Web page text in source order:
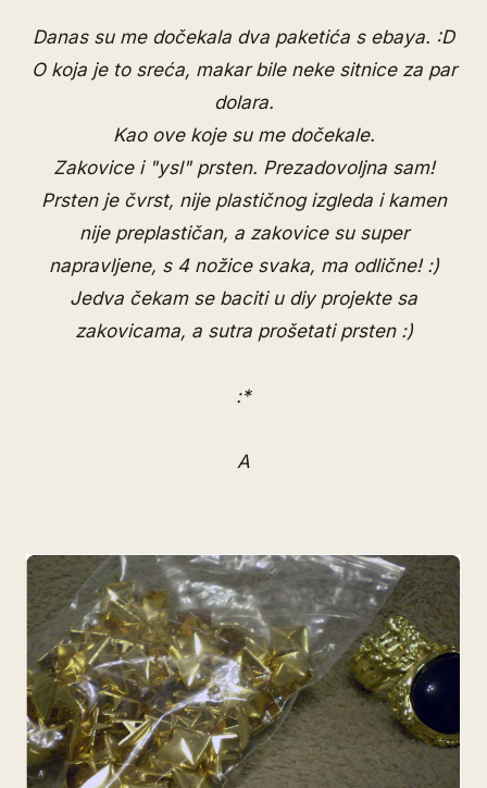
Danas su me dočekala dva paketića s ebaya. :D
O koja je to sreća, makar bile neke sitnice za par
dolara.
Kao ove koje su me dočekale.
Zakovicei "ysl" prsten. Prezadovoljna sam!
Prsten je čvrst, nije plastičnog izgleda i kamen
nije preplastičan, a zakovice su super
napravljene, s 4 nožice svaka, ma odlične! :)
Jedva čekam se baciti u diy projekte sa
zakovicama, a sutra prošetati prsten :)
:*
A